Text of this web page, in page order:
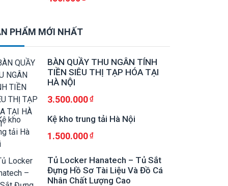
PHẨM MỚI NHẤT
BÀN QUẦY THU NGÂN TÍNH
TIỀN SIÊU THỊ TẠP HÓA TẠI
HÀ NỘI
3.500.000
Kệ kho trung tải Hà Nội
1.500.000
Tủ Locker Hanatech – Tủ Sắt
Đựng Hồ Sơ Tài Liệu Và Đồ Cá
Nhân Chất Lượng Cao